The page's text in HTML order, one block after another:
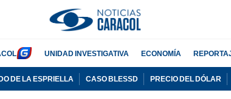
UNIDAD INVESTIGATIVA ECONOMÍA
DE LA ESPRIELLA CASO BLESSD PRECIO DEL DÓLAR